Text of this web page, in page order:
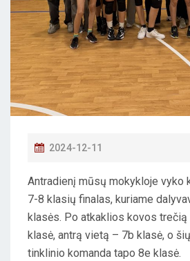
P
S
T
E
2024-12-11
Antradienį mūsų mokykloje vyko
7-8 klasių finalas, kuriame
klasės. Po atkaklios kovos
klasė, antrą vietą – 7b klasė, o
tinklinio komanda tapo 8e klasė.